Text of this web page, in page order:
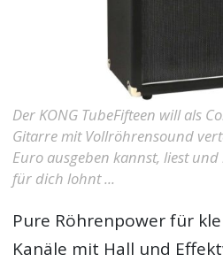
Der KONG TubeFifteen will als
Gitarre mit Vollröhrensound
Euro ausgeben kannst, liest
für dich lohnt ...
Pure Röhrenpower für
Kanäle mit Hall und